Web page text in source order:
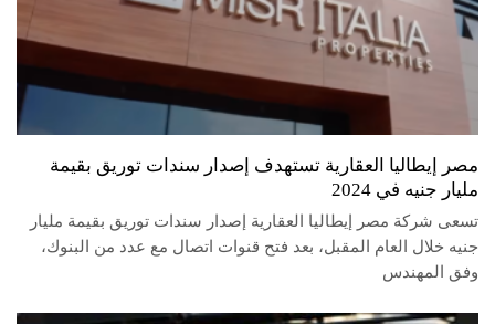
مصر إيطاليا العقارية تستهدف إصدار سندات توريق بقيمة
مليار جنيه في 2024
تسعى شركة مصر إيطاليا العقارية إصدار سندات توريق بقيمة مليار
جنيه خلال العام المقبل، بعد فتح قنوات اتصال مع عدد من البنوك،
وفق المهندس